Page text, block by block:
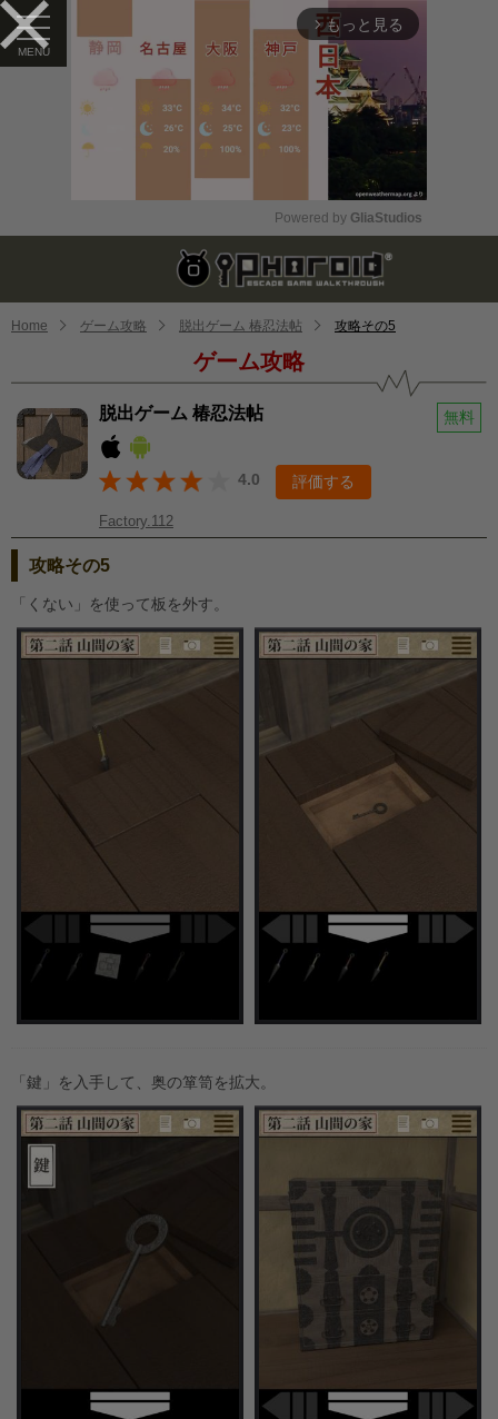
arrow_forward_ios もっと見る
Mute
Powered by GliaStudios
Home ゲーム攻略 脱出ゲーム 椿忍法帖 攻略その5
ゲーム攻略
脱出ゲーム 椿忍法帖 無料
4.0 評価する
Factory.112
攻略その5
「くない」を使って板を外す。
「鍵」を入手して、奥の箪笥を拡大。